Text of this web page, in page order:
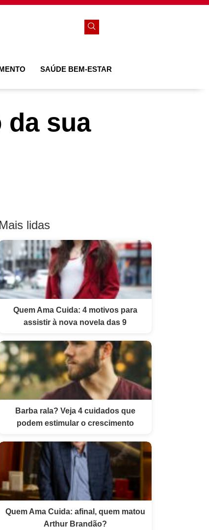
SAÚDE BEM-ESTAR
da sua
Mais lidas
Quem Ama Cuida: 4 motivos para
assistir à nova novela das 9
Barba rala? Veja 4 cuidados que
podem estimular o crescimento
Quem Ama Cuida: afinal, quem matou
Arthur Brandão?